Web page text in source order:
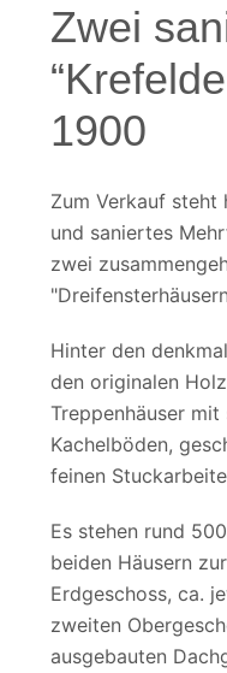
Zwei
1900
Zum Verkauf
und saniertes
zwei
Hinter den
den originalen
Treppenhäuser
Kachelböden,
feinen
Es stehen rund
beiden Häusern
Erdgeschoss, ca.
zweiten
ausgebauten